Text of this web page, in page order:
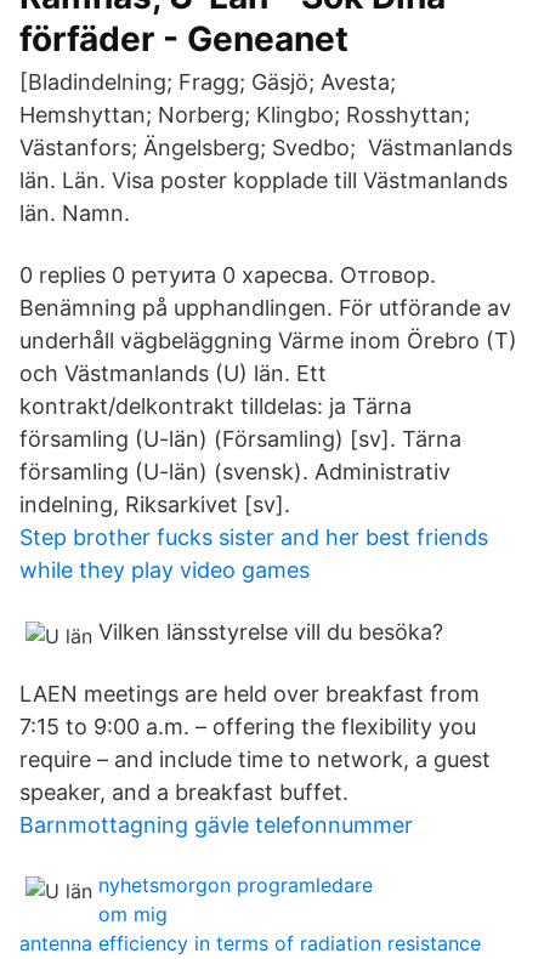
förfäder - Geneanet
[Bladindelning; Fragg; Gäsjö; Avesta;
Hemshyttan; Norberg; Klingbo; Rosshyttan;
Västanfors; Ängelsberg; Svedbo; Västmanlands
län. Län. Visa poster kopplade till Västmanlands
län. Namn.
0 replies 0 ретуита 0 харесва. Отговор.
Benämning på upphandlingen. För utförande av
underhåll vägbeläggning Värme inom Örebro (T)
och Västmanlands (U) län. Ett
kontrakt/delkontrakt tilldelas: ja Tärna
församling (U-län) (Församling) [sv]. Tärna
församling (U-län) (svensk). Administrativ
indelning, Riksarkivet [sv].
Step brother fucks sister and her best friends
while they play video games
Vilken länsstyrelse vill du besöka?
LAEN meetings are held over breakfast from
7:15 to 9:00 a.m. – offering the flexibility you
require – and include time to network, a guest
speaker, and a breakfast buffet.
Barnmottagning gävle telefonnummer
nyhetsmorgon programledare
om mig
antenna efficiency in terms of radiation resistance